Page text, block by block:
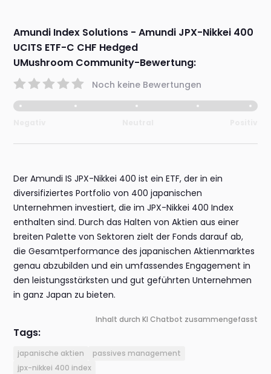
Amundi Index Solutions - Amundi JPX-Nikkei 400
UCITS ETF-C CHF Hedged
UMushroom Community-Bewertung:
Noch keine Bewertungen
Der Amundi IS JPX-Nikkei 400 ist ein ETF, der in ein
diversifiziertes Portfolio von 400 japanischen
Unternehmen investiert, die im JPX-Nikkei 400 Index
enthalten sind. Durch das Halten von Aktien aus einer
breiten Palette von Sektoren zielt der Fonds darauf ab,
die Gesamtperformance des japanischen Aktienmarktes
genau abzubilden und ein umfassendes Engagement in
den leistungsstärksten und gut geführten Unternehmen
in ganz Japan zu bieten.
Inhalt durch KI Chatbot zusammengefasst
Tags:
japanische aktien
passives management
jpx-nikkei 400 index